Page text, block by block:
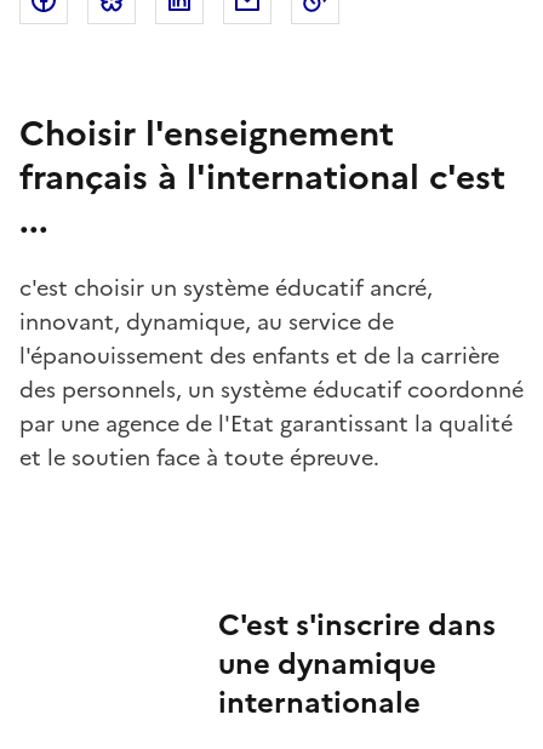
Choisir l'enseignement
français à l'international c'est
...
c'est choisir un système éducatif ancré,
innovant, dynamique, au service de
l'épanouissement des enfants et de la carrière
des personnels, un système éducatif coordonné
par une agence de l'Etat garantissant la qualité
et le soutien face à toute épreuve.
C'est s'inscrire dans
une dynamique
internationale